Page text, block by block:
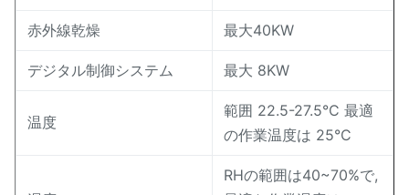
赤外線乾燥 最大40KW
デジタル制御システム 最大 8KW
温度
範囲 22.5-27.5°C 最適
の作業温度は 25°C
RHの範囲は40~70%で,